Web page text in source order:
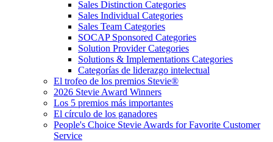
Sales Distinction Categories
Sales Individual Categories
Sales Team Categories
SOCAP Sponsored Categories
Solution Provider Categories
Solutions & Implementations Categories
Categorías de liderazgo intelectual
El trofeo de los premios Stevie®
2026 Stevie Award Winners
Los 5 premios más importantes
El círculo de los ganadores
People's Choice Stevie Awards for Favorite Customer
Service